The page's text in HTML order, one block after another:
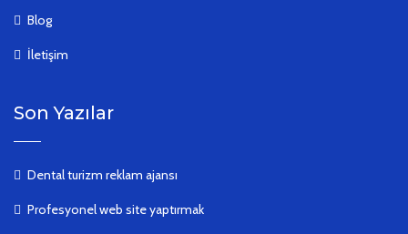
Blog
İletişim
Son Yazılar
Dental turizm reklam ajansı
Profesyonel web site yaptırmak